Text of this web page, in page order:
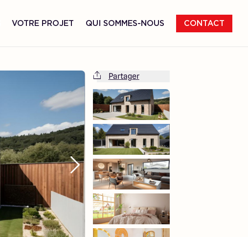
VOTRE PROJET QUI SOMMES-NOUS CONTACT
Cette maison est totalement adaptable
à vos envies et besoins
Partager